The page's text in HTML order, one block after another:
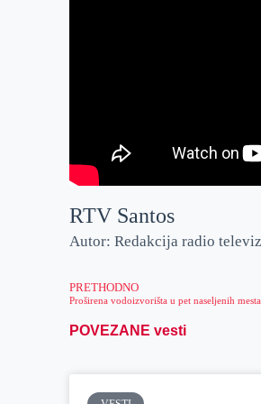
RTV Santos
Autor: Redakcija radio
PRETHODNO
Proširena vodoizvorišta u pet naseljenih mesta
POVEZANE vesti